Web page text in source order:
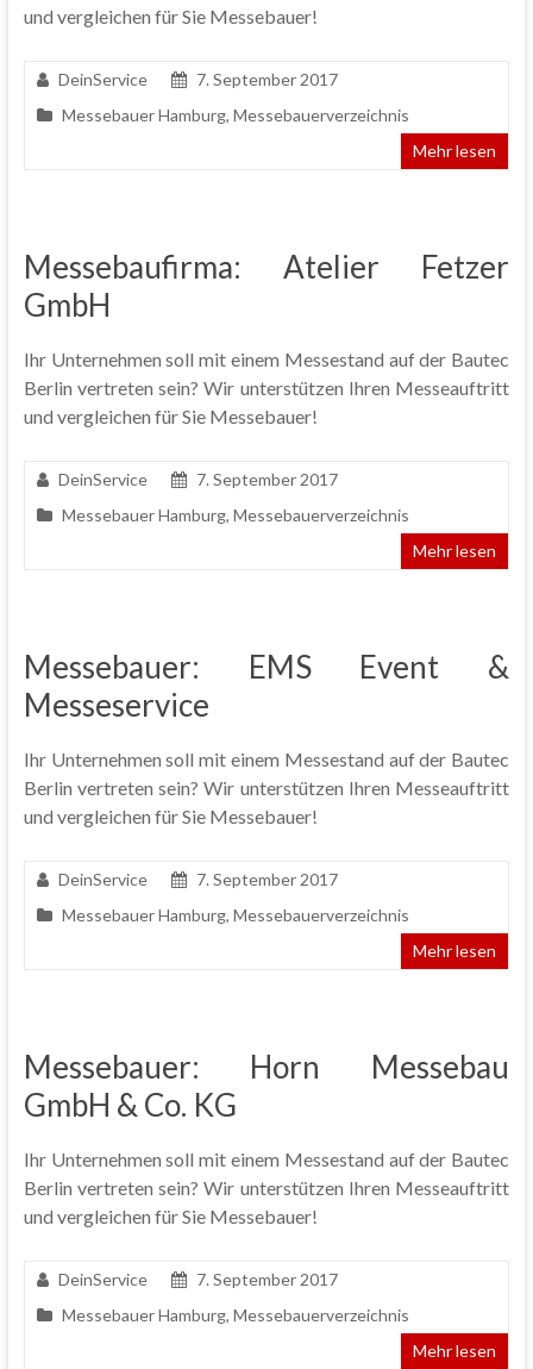
und vergleichen für Sie Messebauer!
DeinService
7. September 2017
Messebauer Hamburg, Messebauerverzeichnis
Mehr lesen
Messebaufirma: Atelier Fetzer
GmbH
Ihr Unternehmen soll mit einem Messestand auf der Bautec
Berlin vertreten sein? Wir unterstützen Ihren Messeauftritt
und vergleichen für Sie Messebauer!
DeinService
7. September 2017
Messebauer Hamburg, Messebauerverzeichnis
Mehr lesen
Messebauer: EMS Event &
Messeservice
Ihr Unternehmen soll mit einem Messestand auf der Bautec
Berlin vertreten sein? Wir unterstützen Ihren Messeauftritt
und vergleichen für Sie Messebauer!
DeinService
7. September 2017
Messebauer Hamburg, Messebauerverzeichnis
Mehr lesen
Messebauer: Horn Messebau
GmbH & Co. KG
Ihr Unternehmen soll mit einem Messestand auf der Bautec
Berlin vertreten sein? Wir unterstützen Ihren Messeauftritt
und vergleichen für Sie Messebauer!
DeinService
7. September 2017
Messebauer Hamburg, Messebauerverzeichnis
Mehr lesen